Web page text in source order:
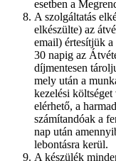
esetben a
A szolgáltatás
elkészülte) az
email) értesítjük
30 napig az
díjmentesen
mely után a
kezelési
elérhető, a
számítandóak a
nap után
lebontásra kerül.
A készülék